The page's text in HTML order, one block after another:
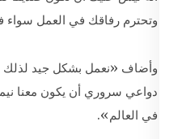
وتحترم رفاقك في العمل سواء
وأضاف «نعمل بشكل جيد لذلك
دواعي سروري أن يكون معنا
في العالم».